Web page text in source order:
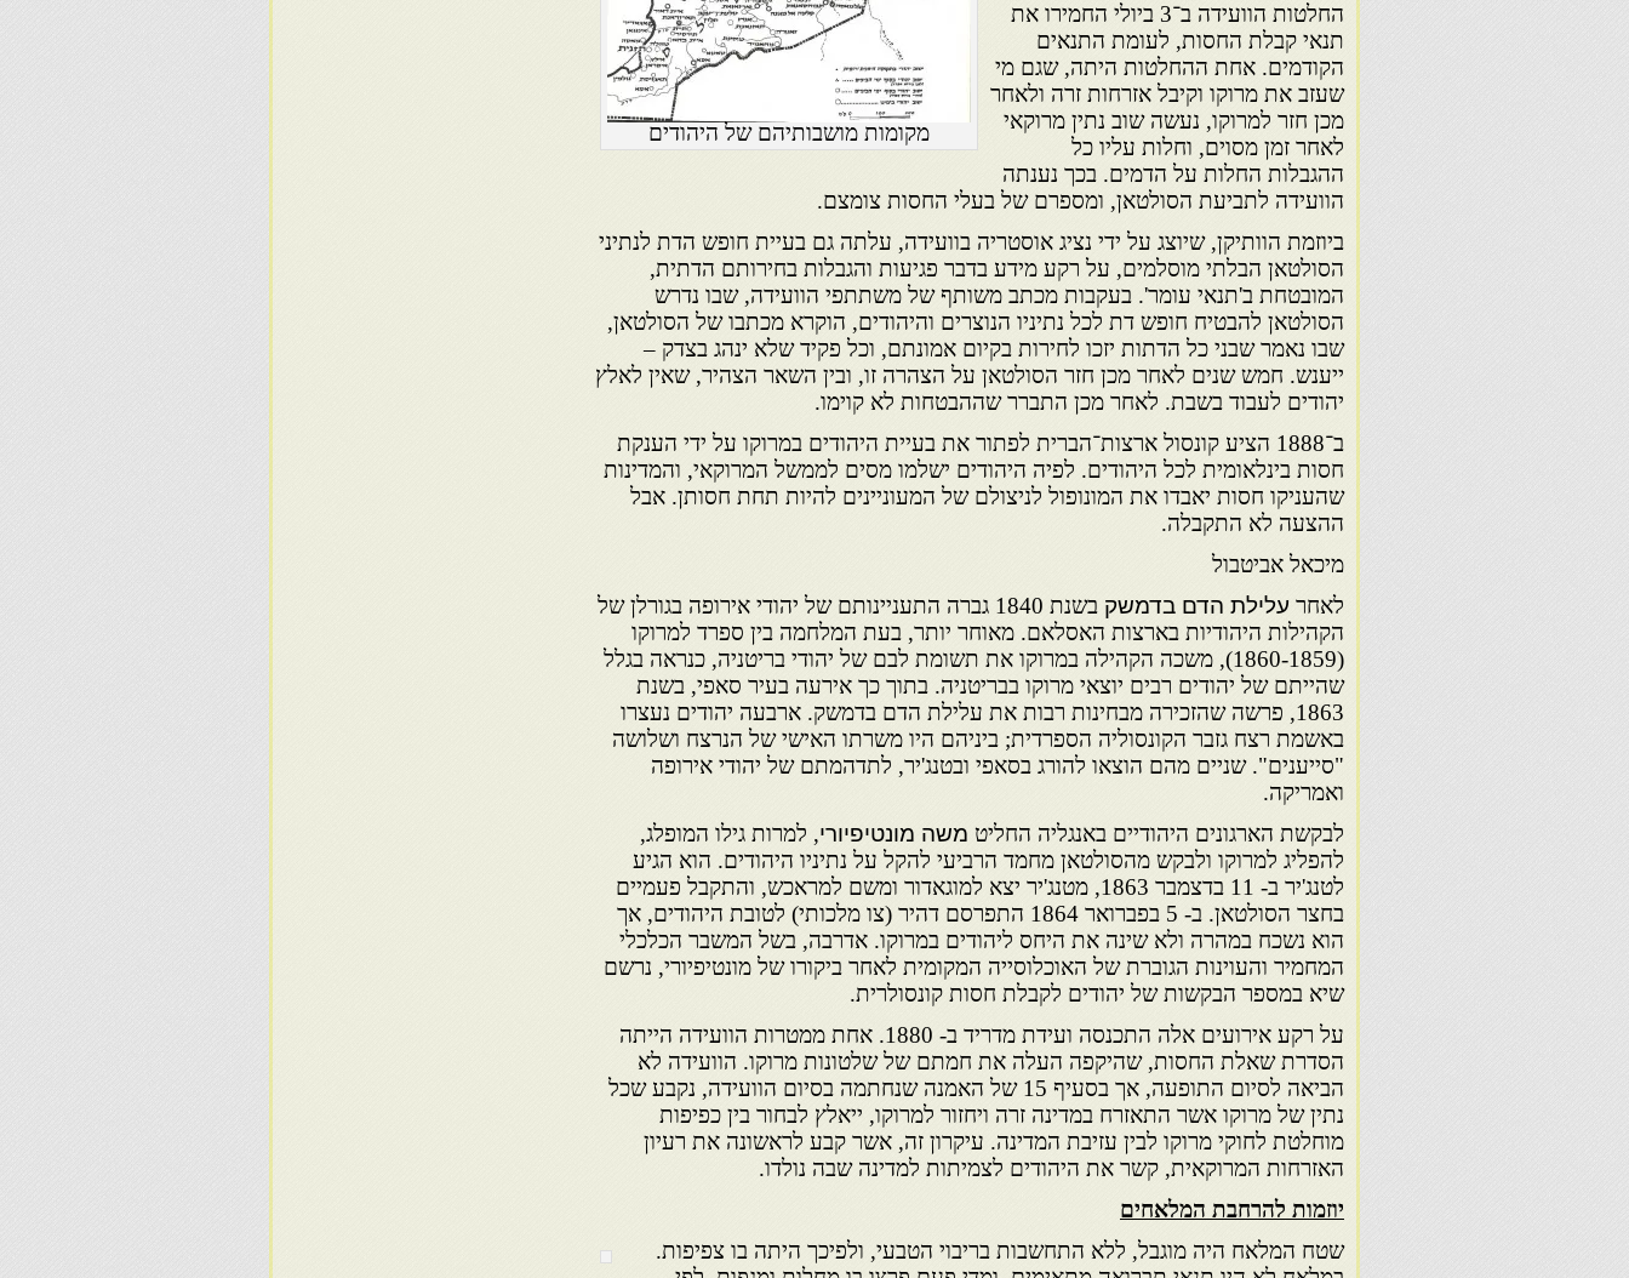
מקומות מושבותיהם של היהודים
החלטות הוועידה ב־3 ביולי החמירו את
תנאי קבלת החסות, לעומת התנאים
הקודמים. אחת ההחלטות היתה, שגם מי
שעזב את מרוקו וקיבל אזרחות זרה ולאחר
מכן חזר למרוקו, נעשה שוב נתין מרוקאי
לאחר זמן מסוים, וחלות עליו כל
ההגבלות החלות על הדמים. בכך נענתה
הוועידה לתביעת הסולטאן, ומספרם של בעלי החסות צומצם.
ביוזמת הוותיקן, שיוצג על ידי נציג אוסטריה בוועידה, עלתה גם בעיית חופש הדת לנתיני
הסולטאן הבלתי מוסלמים, על רקע מידע בדבר פגיעות והגבלות בחירותם הדתית,
המובטחת ב'תנאי עומר'. בעקבות מכתב משותף של משתתפי הוועידה, שבו נדרש
הסולטאן להבטיח חופש דת לכל נתיניו הנוצרים והיהודים, הוקרא מכתבו של הסולטאן,
שבו נאמר שבני כל הדתות יזכו לחירות בקיום אמונתם, וכל פקיד שלא ינהג בצדק –
ייענש. חמש שנים לאחר מכן חזר הסולטאן על הצהרה זו, ובין השאר הצהיר, שאין לאלץ
יהודים לעבוד בשבת. לאחר מכן התברר שההבטחות לא קוימו.
ב־1888 הציע קונסול ארצות־הברית לפתור את בעיית היהודים במרוקו על ידי הענקת
חסות בינלאומית לכל היהודים. לפיה היהודים ישלמו מסים לממשל המרוקאי, והמדינות
שהעניקו חסות יאבדו את המונופול לניצולם של המעוניינים להיות תחת חסותן. אבל
ההצעה לא התקבלה.
מיכאל אביטבול
לאחר עלילת הדם בדמשק
בשנת 1840 גברה התעניינותם של יהודי אירופה בגורלן של
הקהילות היהודיות בארצות האסלאם. מאוחר יותר, בעת המלחמה בין ספרד למרוקו
(1860-1859), משכה הקהילה במרוקו את תשומת לבם של יהודי בריטניה, כנראה בגלל
שהייתם של יהודים רבים יוצאי מרוקו בבריטניה. בתוך כך אירעה בעיר סאפי, בשנת
1863, פרשה שהזכירה מבחינות רבות את עלילת הדם בדמשק. ארבעה יהודים נעצרו
באשמת רצח גזבר הקונסוליה הספרדית; ביניהם היו משרתו האישי של הנרצח ושלושה
"סייענים". שניים מהם הוצאו להורג בסאפי ובטנג'יר, לתדהמתם של יהודי אירופה
ואמריקה.
לבקשת הארגונים היהודיים באנגליה החליט משה מונטיפיורי, למרות גילו המופלג,
להפליג למרוקו ולבקש מהסולטאן מחמד הרביעי להקל על נתיניו היהודים. הוא הגיע
לטנג'יר ב- 11 בדצמבר 1863, מטנג'יר יצא למוגאדור ומשם למראכש, והתקבל פעמיים
בחצר הסולטאן. ב- 5 בפברואר 1864 התפרסם דהיר (צו מלכותי) לטובת היהודים, אך
הוא נשכח במהרה ולא שינה את היחס ליהודים במרוקו. אדרבה, בשל המשבר הכלכלי
המחמיר והעוינות הגוברת של האוכלוסייה המקומית לאחר ביקורו של מונטיפיורי, נרשם
שיא במספר הבקשות של יהודים לקבלת חסות קונסולרית.
על רקע אירועים אלה התכנסה ועידת מדריד ב- 1880. אחת ממטרות הוועידה הייתה
הסדרת שאלת החסות, שהיקפה העלה את חמתם של שלטונות מרוקו. הוועידה לא
הביאה לסיום התופעה, אך בסעיף 15 של האמנה שנחתמה בסיום הוועידה, נקבע שכל
נתין של מרוקו אשר התאזרח במדינה זרה ויחזור למרוקו, ייאלץ לבחור בין כפיפות
מוחלטת לחוקי מרוקו לבין עזיבת המדינה. עיקרון זה, אשר קבע לראשונה את רעיון
האזרחות המרוקאית, קשר את היהודים לצמיתות למדינה שבה נולדו.
יוזמות להרחבת המלאחים
שטח המלאח היה מוגבל, ללא התחשבות בריבוי הטבעי, ולפיכך היתה בו צפיפות.